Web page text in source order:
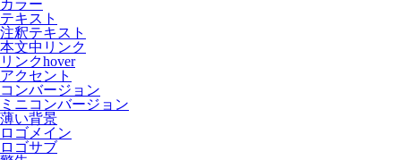
カラー
テキスト
注釈テキスト
本文中リンク
リンクhover
アクセント
コンバージョン
ミニコンバージョン
薄い背景
ロゴメイン
ロゴサブ